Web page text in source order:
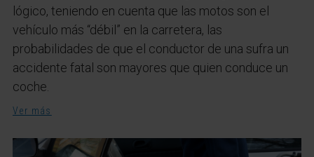
lógico, teniendo en cuenta que las motos son el
vehículo más “débil” en la carretera, las
probabilidades de que el conductor de una sufra un
accidente fatal son mayores que quien conduce un
coche.
Ver más